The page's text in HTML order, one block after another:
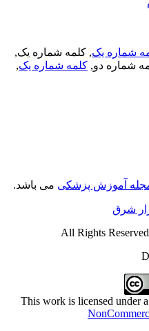
شماره یک, کلمه شماره یک,
شماره دو,کلمه شماره یک,
آموزش پزشکیمی باشد.
شرق
This work is licensed